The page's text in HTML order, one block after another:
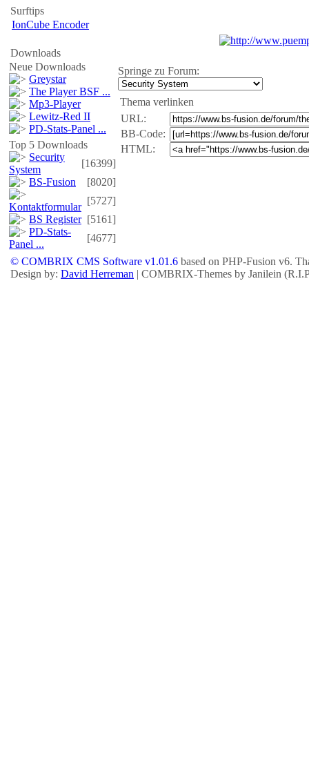
Surftips
IonCube Encoder
Downloads
Neue Downloads
Greystar
The Player BSF ...
Mp3-Player
Lewitz-Red II
PD-Stats-Panel ...
Top 5 Downloads
Security
System
[16399]
BS-Fusion
[8020]
Kontaktformular
[5727]
BS Register [5161]
PD-Stats-
Panel ...
[4677]
Springe zu Forum:
Thema verlinken
URL:
BB-Code:
HTML:
© COMBRIX CMS Software v1.01.6 based on PHP-Fusion v6.
Design by: David Herreman | COMBRIX-Themes by Janilein